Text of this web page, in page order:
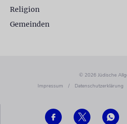
Religion
Gemeinden
© 2026 Jüdische
Impressum
/ Datenschutzerklärung